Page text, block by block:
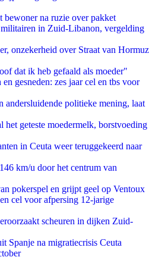
bewoner na ruzie over pakket
in Zuid-Libanon, vergelding
onzekerheid over Straat van Hormuz
dat ik heb gefaald als moeder"
gesneden: zes jaar cel en tbs voor
andersluidende politieke mening, laat
geteste moedermelk, borstvoeding
in Ceuta weer teruggekeerd naar
km/u door het centrum van
pokerspel en grijpt geel op Ventoux
cel voor afpersing 12-jarige
scheuren in dijken Zuid-
Spanje na migratiecrisis Ceuta